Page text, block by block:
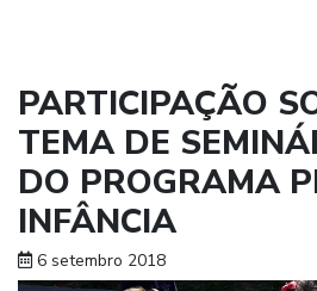
PARTICIPAÇÃO
TEMA DE
DO PROGRAMA
INFÂNCIA
6 setembro 2018